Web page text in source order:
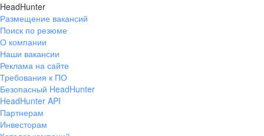
HeadHunter
Размещение вакансий
Поиск по резюме
О компании
Наши вакансии
Реклама на сайте
Требования к ПО
Безопасный HeadHunter
HeadHunter API
Партнерам
Инвесторам